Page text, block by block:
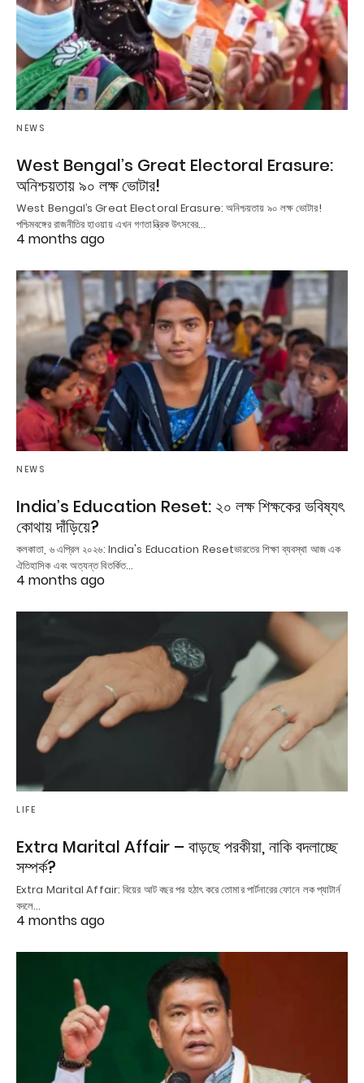
NEWS
West Bengal’s Great Electoral Erasure:
অনিশ্চয়তায় ৯০ লক্ষ ভোটার!
West Bengal’s Great Electoral Erasure: অনিশ্চয়তায় ৯০ লক্ষ ভোটার!
পশ্চিমবঙ্গের রাজনীতির হাওয়ায় এখন গণতান্ত্রিক উৎসবের…
4 months ago
NEWS
India’s Education Reset: ২০ লক্ষ শিক্ষকের ভবিষ্যৎ
কোথায় দাঁড়িয়ে?
কলকাতা, ৬ এপ্রিল ২০২৬: India's Education Resetভারতের শিক্ষা ব্যবস্থা আজ এক
ঐতিহাসিক এবং অত্যন্ত বিতর্কিত…
4 months ago
LIFE
Extra Marital Affair – বাড়ছে পরকীয়া, নাকি বদলাচ্ছে
সম্পর্ক?
Extra Marital Affair: বিয়ের আট বছর পর হঠাৎ করে তোমার পার্টনারের ফোনে লক প্যাটার্ন
বদলে…
4 months ago